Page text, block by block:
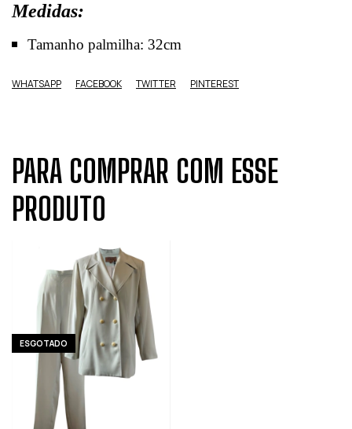
Medidas:
Tamanho palmilha: 32cm
WHATSAPP FACEBOOK TWITTER PINTEREST
PARA COMPRAR COM ESSE
PRODUTO
ESGOTADO